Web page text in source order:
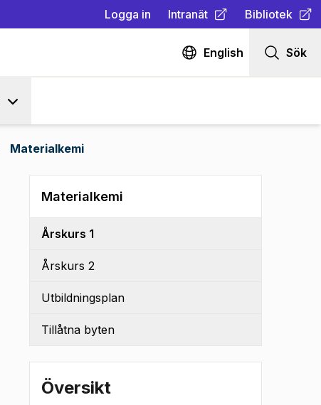
Logga in Intranät
(Öppnas i ny flik)
Bibliotek
(Öppnas i ny
English Sök
Materialkemi
Materialkemi
Årskurs 1
Årskurs 2
Utbildningsplan
Tillåtna byten
Översikt